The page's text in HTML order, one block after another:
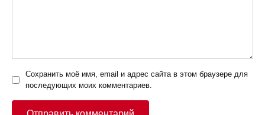
Сохранить моё имя, email и адрес сайта в этом браузере для
последующих моих комментариев.